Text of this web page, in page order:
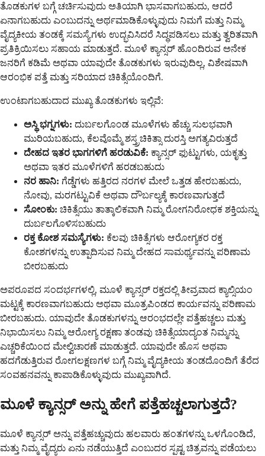
ತೊಡಕುಗಳ ಬಗ್ಗೆ ಚರ್ಚಿಸುವುದು ಅತಿಯಾಗಿ ಭಾಸವಾಗಬಹುದು, ಆದರೆ
ಏನಾಗಬಹುದು ಎಂಬುದನ್ನು ಅರ್ಥಮಾಡಿಕೊಳ್ಳುವುದು ನಿಮಗೆ ಮತ್ತು ನಿಮ್ಮ
ವೈದ್ಯಕೀಯ ತಂಡಕ್ಕೆ ಸಮಸ್ಯೆಗಳು ಉದ್ಭವಿಸಿದರೆ ಸಿದ್ಧಪಡಿಸಲು ಮತ್ತು ತ್ವರಿತವಾಗಿ
ಪ್ರತಿಕ್ರಿಯಿಸಲು ಸಹಾಯ ಮಾಡುತ್ತದೆ. ಮೂಳೆ ಕ್ಯಾನ್ಸರ್ ಹೊಂದಿರುವ ಅನೇಕ
ಜನರಿಗೆ ಕಡಿಮೆ ಅಥವಾ ಯಾವುದೇ ತೊಡಕುಗಳು ಇರುವುದಿಲ್ಲ, ವಿಶೇಷವಾಗಿ
ಆರಂಭಿಕ ಪತ್ತೆ ಮತ್ತು ಸರಿಯಾದ ಚಿಕಿತ್ಸೆಯೊಂದಿಗೆ.
ಉಂಟಾಗಬಹುದಾದ ಮುಖ್ಯ ತೊಡಕುಗಳು ಇಲ್ಲಿವೆ:
ಅಸ್ಥಿ ಭಗ್ನಗಳು: ದುರ್ಬಲಗೊಂಡ ಮೂಳೆಗಳು ಹೆಚ್ಚು ಸುಲಭವಾಗಿ
ಮುರಿಯಬಹುದು, ಕೆಲವೊಮ್ಮೆ ಶಸ್ತ್ರಚಿಕಿತ್ಸಾ ದುರಸ್ತಿ ಅಗತ್ಯವಿರುತ್ತದೆ
ದೇಹದ ಇತರ ಭಾಗಗಳಿಗೆ ಹರಡುವಿಕೆ: ಕ್ಯಾನ್ಸರ್ ಫುಟ್ಟುಗಳು, ಯಕೃತ್ತು
ಅಥವಾ ಇತರ ಮೂಳೆಗಳಿಗೆ ಹರಡಬಹುದು
ನರ ಹಾನಿ: ಗೆಡ್ಡೆಗಳು ಹತ್ತಿರದ ನರಗಳ ಮೇಲೆ ಒತ್ತಡ ಹೇರಬಹುದು,
ನೋವು, ಮರಗಟ್ಟುವಿಕೆ ಅಥವಾ ದೌರ್ಬಲ್ಯಕ್ಕೆ ಕಾರಣವಾಗುತ್ತದೆ
ಸೋಂಕು: ಚಿಕಿತ್ಸೆಯು ತಾತ್ಕಾಲಿಕವಾಗಿ ನಿಮ್ಮ ರೋಗನಿರೋಧಕ ಶಕ್ತಿಯನ್ನು
ದುರ್ಬಲಗೊಳಿಸಬಹುದು
ರಕ್ತ ಕೋಶ ಸಮಸ್ಯೆಗಳು: ಕೆಲವು ಚಿಕಿತ್ಸೆಗಳು ಆರೋಗ್ಯಕರ ರಕ್ತ
ಕೋಶಗಳನ್ನು ಉತ್ಪಾದಿಸುವ ನಿಮ್ಮ ದೇಹದ ಸಾಮರ್ಥ್ಯವನ್ನು ಪರಿಣಾಮ
ಬೀರಬಹುದು
ಅಪರೂಪದ ಸಂದರ್ಭಗಳಲ್ಲಿ, ಮೂಳೆ ಕ್ಯಾನ್ಸರ್ ರಕ್ತದಲ್ಲಿ ತೀವ್ರವಾದ ಕ್ಯಾಲ್ಸಿಯಂ
ಮಟ್ಟಕ್ಕೆ ಕಾರಣವಾಗಬಹುದು ಅಥವಾ ಮೂತ್ರಪಿಂಡದ ಕಾರ್ಯವನ್ನು ಪರಿಣಾಮ
ಬೀರಬಹುದು. ಯಾವುದೇ ತೊಡಕುಗಳನ್ನು ಆರಂಭದಲ್ಲೇ ಪತ್ತೆಹಚ್ಚಲು ಮತ್ತು
ನಿಭಾಯಿಸಲು ನಿಮ್ಮ ಆರೋಗ್ಯ ರಕ್ಷಣಾ ತಂಡವು ಚಿಕಿತ್ಸೆಯಾದ್ಯಂತ ನಿಮ್ಮನ್ನು
ಎಚ್ಚರಿಕೆಯಿಂದ ಮೇಲ್ವಿಚಾರಣೆ ಮಾಡುತ್ತದೆ. ಯಾವುದೇ ಹೊಸ ಅಥವಾ
ಹದಗೆಡುತ್ತಿರುವ ರೋಗಲಕ್ಷಣಗಳ ಬಗ್ಗೆ ನಿಮ್ಮ ವೈದ್ಯಕೀಯ ತಂಡದೊಂದಿಗೆ ತೆರೆದ
ಸಂವಹನವನ್ನು ಕಾಪಾಡಿಕೊಳ್ಳುವುದು ಮುಖ್ಯವಾಗಿದೆ.
ಮೂಳೆ ಕ್ಯಾನ್ಸರ್ ಅನ್ನು ಹೇಗೆ ಪತ್ತೆಹಚ್ಚಲಾಗುತ್ತದೆ?
ಮೂಳೆ ಕ್ಯಾನ್ಸರ್ ಅನ್ನು ಪತ್ತೆಹಚ್ಚುವುದು ಹಲವಾರು ಹಂತಗಳನ್ನು ಒಳಗೊಂಡಿದೆ,
ಮತ್ತು ನಿಮ್ಮ ವೈದ್ಯರು ಏನು ನಡೆಯುತ್ತಿದೆ ಎಂಬುದರ ಸ್ಪಷ್ಟ ಚಿತ್ರವನ್ನು ಪಡೆಯಲು